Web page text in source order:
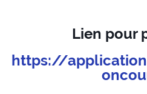
Lien pour
https://